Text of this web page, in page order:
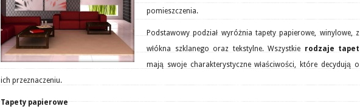
pomieszczenia.
Podstawowy podział wyróżnia tapety papierowe, winylowe, z
włókna szklanego oraz tekstylne. Wszystkie rodzaje tapet
mają swoje charakterystyczne właściwości, które decydują o
ich przeznaczeniu.
Tapety papierowe